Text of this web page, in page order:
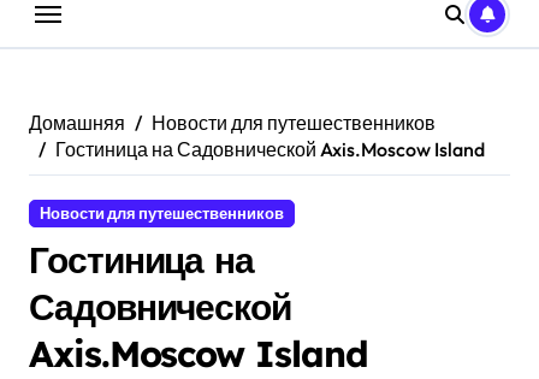
Домашняя
Новости для путешественников
Гостиница на Садовнической Axis.Moscow Island
Новости для путешественников
Гостиница на
Садовнической
Axis.Moscow Island